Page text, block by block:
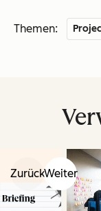
Themen:
ZurückWeiter